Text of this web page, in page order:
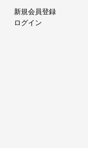
新規会員登録
ログイン